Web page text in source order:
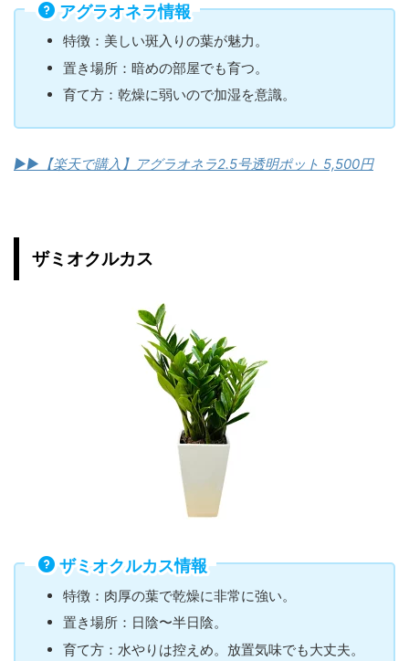
アグラオネラ情報
特徴：美しい斑入りの葉が魅力。
置き場所：暗めの部屋でも育つ。
育て方：乾燥に弱いので加湿を意識。
▶︎▶︎【楽天で購入】アグラオネラ2.5号透明ポット 5,500円
ザミオクルカス
ザミオクルカス情報
特徴：肉厚の葉で乾燥に非常に強い。
置き場所：日陰〜半日陰。
育て方：水やりは控えめ。放置気味でも大丈夫。